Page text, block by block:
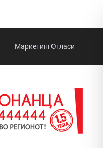
МаркетингОгласи